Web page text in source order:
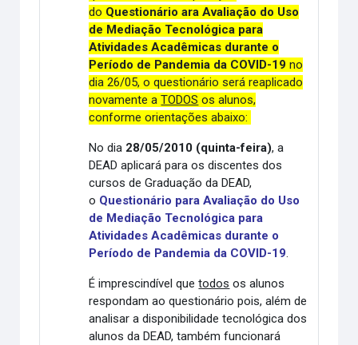
do Questionário ara Avaliação do Uso
de Mediação Tecnológica para
Atividades Acadêmicas durante o
Período de Pandemia da COVID-19 no
dia 26/05, o questionário será reaplicado
novamente aTODOS os alunos,
conforme orientações abaixo:
No dia 28/05/2010 (quinta-feira), a
DEAD aplicará para os discentes dos
cursos de Graduação da DEAD,
o Questionário para Avaliação do Uso
de Mediação Tecnológica para
Atividades Acadêmicas durante o
Período de Pandemia da COVID-19
É imprescindível quetodos os alunos
respondam ao questionário pois, além de
analisar a disponibilidade tecnológica dos
alunos da DEAD, também funcionará